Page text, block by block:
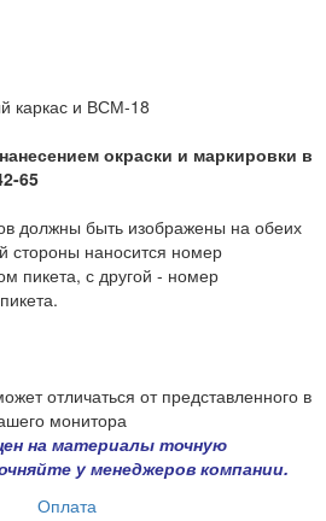
каркас и ВСМ-18
окраски и маркировки в
65
должны быть изображены на обеих
стороны наносится номер
пикета, с другой - номер
отличаться от представленного в
монитора
на материалы точную
у менеджеров компании.
Оплата